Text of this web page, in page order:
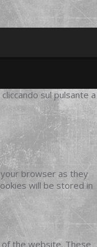
sul pulsante a
browser as they
will be stored in
the website. These